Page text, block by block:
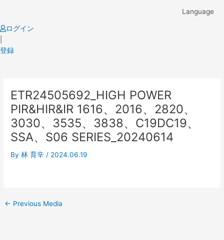
content
Language
ログイン
登録
ETR24505692_HIGH POWER
PIR&HIR&IR 1616、2016、2820、
3030、3535、3838、C19DC19、
SSA、S06 SERIES_20240614
By林 育辛 / 2024.06.19
navigation
← Previous Media